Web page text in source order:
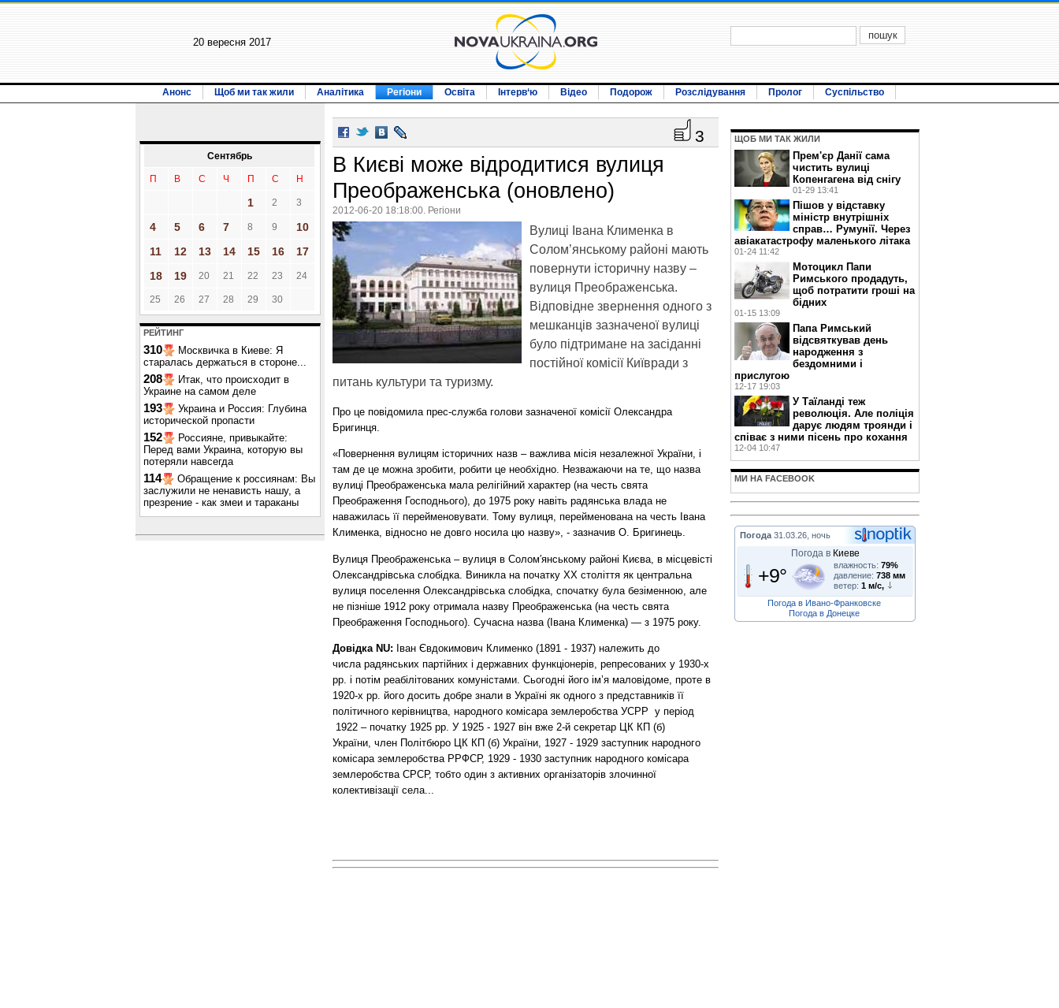
20 вересня 2017
Анонс Щоб ми так жили Аналітика Регіони Освіта Інтерв‘ю Відео Подорож Розслідування Пролог Суспільство
Сентябрь
П В С Ч П С Н
1 2 3
4 5 6 7 8 9
10
11
12 13 14 15 16
17
18
19 20 21 22 23 24
25 26 27 28 29 30
РЕЙТИНГ
310
Москвичка в Киеве: Я
старалась держаться в стороне...
208
Итак, что происходит в
Украине на самом деле
193
Украина и Россия: Глубина
исторической пропасти
152
Россияне, привыкайте:
Перед вами Украина, которую вы
потеряли навсегда
114
Обращение к россиянам: Вы
заслужили не ненависть нашу, а
презрение - как змеи и тараканы
3
В Києві може відродитися вулиця
Преображенська (оновлено)
2012-06-20 18:18:00. Регіони
Вулиці Івана Клименка в
Солом’янському районі мають
повернути історичну назву –
вулиця Преображенська.
Відповідне звернення одного з
мешканців зазначеної вулиці
було підтримане на засіданні
постійної комісії Київради з
питань культури та туризму.
Про це повідомила прес-служба голови зазначеної комісії Олександра
Бригинця.
«Повернення вулицям історичних назв – важлива місія незалежної України, і
там де це можна зробити, робити це необхідно. Незважаючи на те, що назва
вулиці Преображенська мала релігійний характер (на честь свята
Преображення Господнього), до 1975 року навіть радянська влада не
наважилась її перейменовувати. Тому вулиця, перейменована на честь Івана
Клименка, відносно не довго носила цю назву», - зазначив О. Бригинець.
Вулиця Преображенська – вулиця в Солом′янському районі Києва, в місцевісті
Олександрівська слобідка. Виникла на початку ХХ століття як центральна
вулиця поселення Олександрівська слобідка, спочатку була безіменною, але
не пізніше 1912 року отримала назву Преображенська (на честь свята
Преображення Господнього). Сучасна назва (Івана Клименка) — з 1975 року.
Довідка NU: Іван Євдокимович Клименко (1891 - 1937) належить до
числа радянських партійних і державних функціонерів, репресованих у 1930-х
рр. і потім реабілітованих комуністами. Сьогодні його ім’я маловідоме, проте в
1920-х рр. його досить добре знали в Україні як одного з представників її
політичного керівництва, народного комісара землеробства УСРР у період
1922 – початку 1925 рр. У 1925 - 1927 він вже 2-й секретар ЦК КП (б)
України, член Політбюро ЦК КП (б) України, 1927 - 1929 заступник народного
комісара землеробства РРФСР, 1929 - 1930 заступник народного комісара
землеробства СРСР, тобто один з активних організаторів злочинної
колективізації села...
ЩОБ МИ ТАК ЖИЛИ
Прем'єр Данії сама
чистить вулиці
Копенгагена від снігу
01-29 13:41
Пішов у відставку
міністр внутрішніх
справ… Румунії. Через
авіакатастрофу маленького літака
01-24 11:42
Мотоцикл Папи
Римського продадуть,
щоб потратити гроші на
бідних
01-15 13:09
Папа Римський
відсвяткував день
народження з
бездомними і
прислугою
12-17 19:03
У Таїланді теж
революція. Але поліція
дарує людям троянди і
співає з ними пісень про кохання
12-04 10:47
МИ НА FACEBOOK
Погода 31.03.26, ночь
Погода в Киеве
+9° влажность: 79%
давление: 738 мм
ветер: 1 м/с,
Погода в Ивано-Франковске
Погода в Донецке